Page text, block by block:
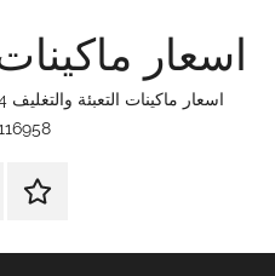
اسعار